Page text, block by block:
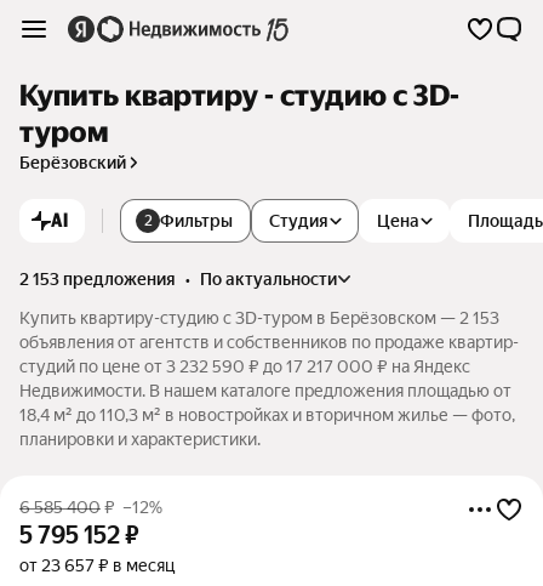
Купить квартиру - студию c 3D-
туром
Берёзовский
AI 2 Фильтры Студия Цена Площадь
2 153 предложения •
по актуальности
Купить квартиру-студию c 3D-туром в Берёзовском — 2 153
объявления от агентств и собственников по продаже квартир-
студий по цене от 3 232 590 ₽ до 17 217 000 ₽ на Яндекс
Недвижимости. В нашем каталоге предложения площадью от
18,4 м² до 110,3 м² в новостройках и вторичном жилье — фото,
планировки и характеристики.
6 585 400₽ –12%
5 795 152₽
от 23 657 ₽ в месяц